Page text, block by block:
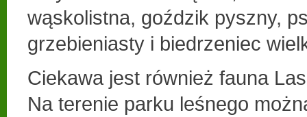
wąskolistna, goździk pyszny,
grzebieniasty i biedrzeniec
Ciekawa jest również fauna
Na terenie parku leśnego